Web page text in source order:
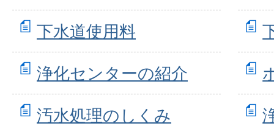
下水道使用料
浄化センターの紹介
汚水処理のしくみ